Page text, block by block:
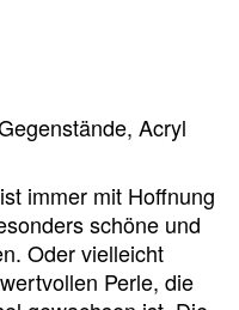
Acryl
immer mit Hoffnung
schöne und
Oder vielleicht
Perle, die